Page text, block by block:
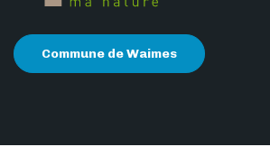
Commune de Waimes